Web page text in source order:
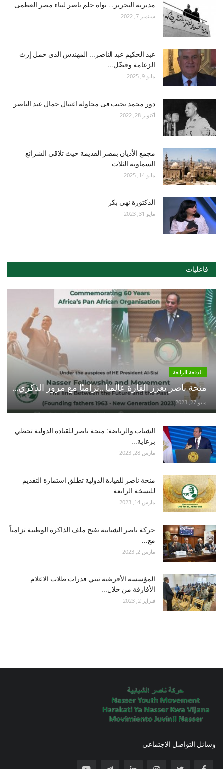
مديرية التحرير... نواة حلم ناصر لبناء مصر العظمى
سبتمبر 7, 2022
عبد الحكيم عبد الناصر... المهندس الذي حمل إرث
الزعامة وفضّل...
مايو 9, 2025
دور محمد نجيب فى محاولة اغتيال جمال عبد الناصر
أكتوبر 28, 2022
مجمع الأديان بمصر القديمة حيث تلاقى الشرائع
السماوية الثلاث
مايو 14, 2025
الدكتورة نهى بكر
مايو 31, 2023
فاعليات
الدفعة الرابعة
منحة ناصر تعزز القارة عالميًا ..تزامنًا مع مرور الذكري...
مايو 27, 2023
الشباب والرياضة: منحة ناصر للقيادة الدولية تحظي
برعاية...
مارس 28, 2023
منحة ناصر للقيادة الدولية تطلق استمارة التقديم
للنسخة الرابعة
مارس 14, 2023
حركة ناصر الشبابية تفتح ملف الذاكرة الوطنية تزامناً
مع...
مارس 2, 2023
المؤسسة الأفريقية تبني قدرات طلاب الاعلام
الأفارقة من خلال...
فبراير 2, 2023
وسائل التواصل الاجتماعي